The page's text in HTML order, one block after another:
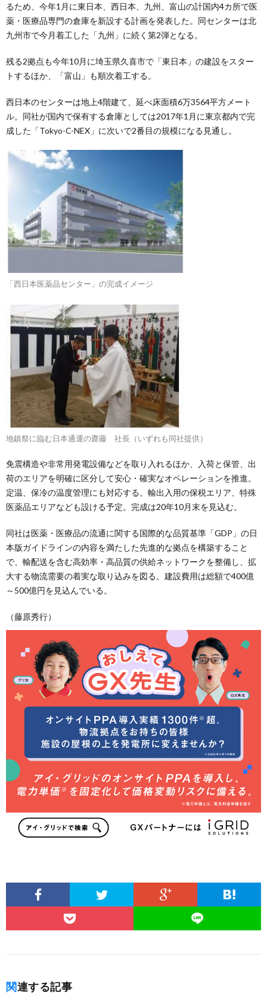
るため、今年1月に東日本、西日本、九州、富山の計国内4カ所で医
薬・医療品専門の倉庫を新設する計画を発表した。同センターは北
九州市で今月着工した「九州」に続く第2弾となる。
残る2拠点も今年10月に埼玉県久喜市で「東日本」の建設をスター
トするほか、「富山」も順次着工する。
西日本のセンターは地上4階建て、延べ床面積6万3564平方メート
ル。同社が国内で保有する倉庫としては2017年1月に東京都内で完
成した「Tokyo-C-NEX」に次いで2番目の規模になる見通し。
「西日本医薬品センター」の完成イメージ
地鎮祭に臨む日本通運の齋藤 社長（いずれも同社提供）
免震構造や非常用発電設備などを取り入れるほか、入荷と保管、出
荷のエリアを明確に区分して安心・確実なオペレーションを推進。
定温、保冷の温度管理にも対応する。輸出入用の保税エリア、特殊
医薬品エリアなども設ける予定。完成は20年10月末を見込む。
同社は医薬・医療品の流通に関する国際的な品質基準「GDP」の日
本版ガイドラインの内容を満たした先進的な拠点を構築すること
で、輸配送を含む高効率・高品質の供給ネットワークを整備し、拡
大する物流需要の着実な取り込みを図る。建設費用は総額で400億
～500億円を見込んでいる。
（藤原秀行）
関連する記事